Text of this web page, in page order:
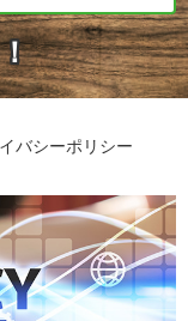
バシーポリシー